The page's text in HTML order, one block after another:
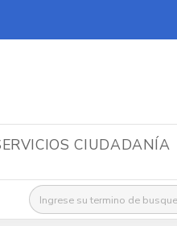
CIUDADANÍA
Buscar: